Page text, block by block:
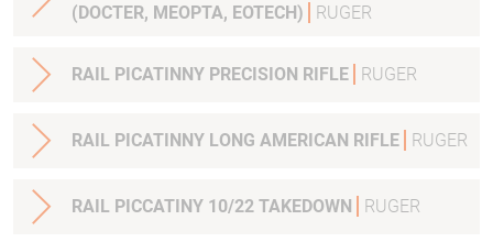
(DOCTER, MEOPTA, EOTECH)
RUGER
RAIL PICATINNY PRECISION RIFLE RUGER
RAIL PICATINNY LONG AMERICAN RIFLE RUGER
RAIL PICCATINY 10/22 TAKEDOWN RUGER